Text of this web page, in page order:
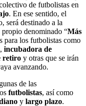
de futbolistas en
. En ese sentido, el
será destinado a la
propio denominado “Más
para los futbolistas como
, incubadora de
retiro y otras que se irán
avanzando.
de las
futbolistas, así como
y largo plazo.